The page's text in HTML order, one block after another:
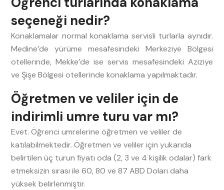
seçeneği nedir?
Konaklamalar normal konaklama servisli turlarla aynıdır.
Medine’de yürüme mesafesindeki Merkeziye Bölgesi
otellerinde, Mekke’de ise servis mesafesindeki Aziziye
ve Şişe Bölgesi otellerinde konaklama yapılmaktadır.
Öğretmen ve veliler için de
indirimli umre turu var mı?
Evet. Öğrenci umrelerine öğretmen ve veliler de
katılabilmektedir. Öğretmen ve veliler için yukarıda
belirtilen üç turun fiyatı oda (2, 3 ve 4 kişilik odalar) fark
etmeksizin sırası ile 60, 80 ve 87 ABD Doları daha
yüksek belirlenmiştir.